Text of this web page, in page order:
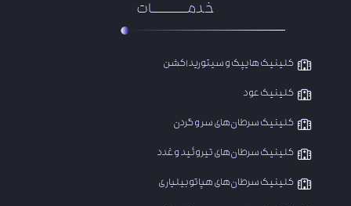
خدمـــــــــات
کلینیک هایپک و سیتوریداکشن
کلینیک عود
​کلینیک سرطان‌های سر و گردن
کلینیک سرطان‌های تیروئید و غدد
کلینیک سرطان‌های هپاتوبیلیاری